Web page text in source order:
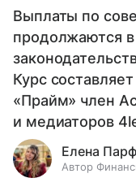
Выплаты по
продолжаются в
Курс
«Прайм» член
и медиаторов
Елена
Автор